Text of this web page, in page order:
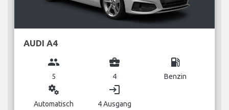
AUDI A4
group
5
business_center
4
local_gas_station
Benzin
miscellaneous_services
Automatisch
login
4 Ausgang